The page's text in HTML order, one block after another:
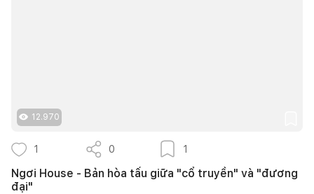
12.970
1 0 1
Ngơi House - Bản hòa tấu giữa "cổ truyền" và "đương
đại"